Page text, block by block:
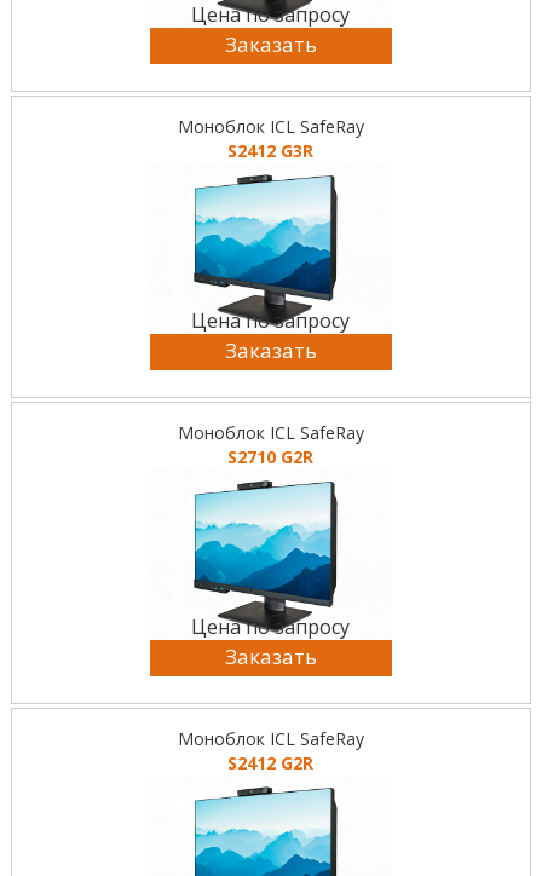
Цена по запросу
Заказать
Моноблок ICL SafeRay
S2412 G3R
Цена по запросу
Заказать
Моноблок ICL SafeRay
S2710 G2R
Цена по запросу
Заказать
Моноблок ICL SafeRay
S2412 G2R